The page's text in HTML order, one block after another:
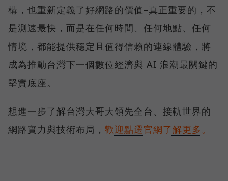
構，也重新定義了好網路的價值–真正重要的，不
是測速最快，而是在任何時間、任何地點、任何
情境，都能提供穩定且值得信賴的連線體驗，將
成為推動台灣下一個數位經濟與 AI 浪潮最關鍵的
堅實底座。
想進一步了解台灣大哥大領先全台、接軌世界的
網路實力與技術布局， 歡迎點選官網了解更多。